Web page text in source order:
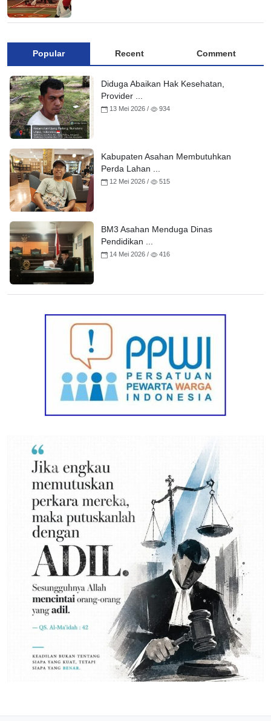
Popular Recent Comment
Diduga Abaikan Hak Kesehatan,
Provider ...
13 Mei 2026 / 934
Kabupaten Asahan Membutuhkan
Perda Lahan ...
12 Mei 2026 / 515
BM3 Asahan Menduga Dinas
Pendidikan ...
14 Mei 2026 / 416